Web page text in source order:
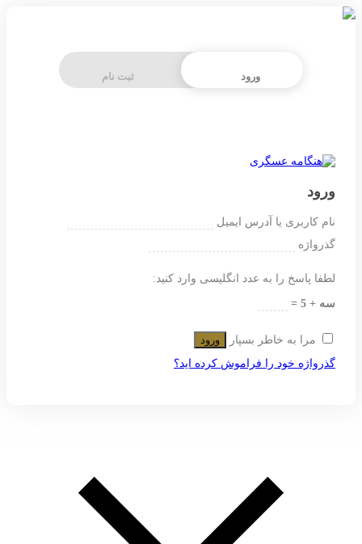
ورود ثبت نام
ورود
نام کاربری یا آدرس ایمیل
گذرواژه
لطفا پاسخ را به عدد انگلیسی وارد کنید:
سه + 5 =
مرا به خاطر بسپار
ورود
گذرواژه خود را فراموش کرده اید؟